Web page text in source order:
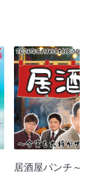
居酒屋パンチ～